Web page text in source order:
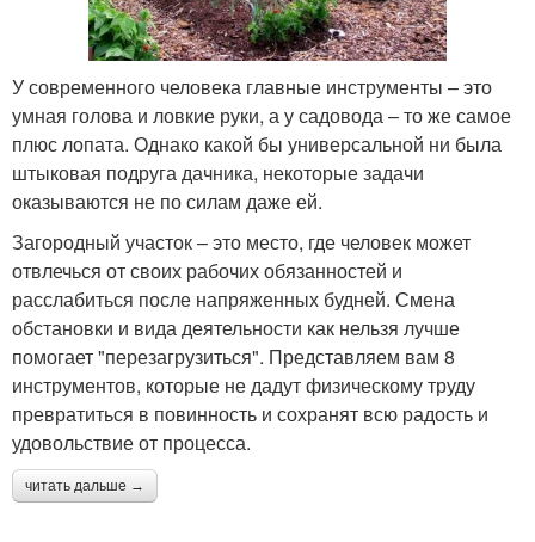
У современного человека главные инструменты – это
умная голова и ловкие руки, а у садовода – то же самое
плюс лопата. Однако какой бы универсальной ни была
штыковая подруга дачника, некоторые задачи
оказываются не по силам даже ей.
Загородный участок – это место, где человек может
отвлечься от своих рабочих обязанностей и
расслабиться после напряженных будней. Смена
обстановки и вида деятельности как нельзя лучше
помогает "перезагрузиться". Представляем вам 8
инструментов, которые не дадут физическому труду
превратиться в повинность и сохранят всю радость и
удовольствие от процесса.
читать дальше →